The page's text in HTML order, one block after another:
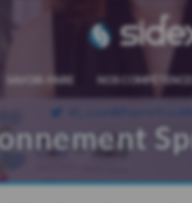
SAVOIR-FAIRE NOS COMPÉTENCES